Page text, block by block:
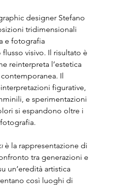
designer Stefano
tridimensionali
e fotografia
visivo. Il risultato è
reinterpreta l’estetica
Il
figurative,
e sperimentazioni
si espandono oltre i
è la rappresentazione di
tra generazioni e
un’eredità artistica
così luoghi di